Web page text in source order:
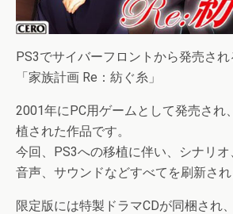
PS3でサイバーフロントから発売さ
「家族計画 Re：紡ぐ糸」
2001年にPC用ゲームとして発売され
植された作品です。
今回、PS3への移植に伴い、シナリオ
音声、サウンドなどすべてを刷新され
限定版には特製ドラマCDが同梱され、